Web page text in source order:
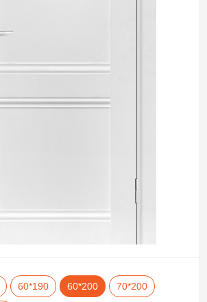
60*190 60*200 70*200